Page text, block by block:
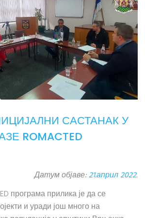
САСТАНАК У
ROMACTED
Датум објаве:21.април 2022.
програма прилика је да се
и уради још много на